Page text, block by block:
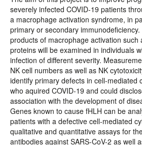
severely infected COVID-19 patients
a macrophage activation syndrome, in
primary or secondary
products of macrophage activation such
proteins will be examined in individuals
infection of different severity.
NK cell numbers as well as NK
identify primary defects in cell-mediated
who aquired COVID-19 and could
association with the development of
Genes known to cause fHLH can be
patients with a defective cell-mediated
qualitative and quantitative assays for
antibodies against SARS-CoV-2 as well